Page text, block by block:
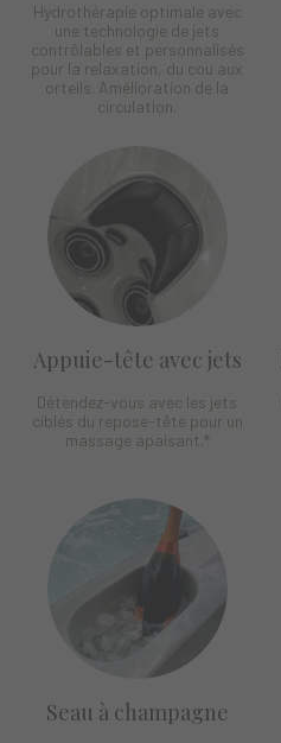
Hydrothérapie optimale avec
une technologie de jets
contrôlables et personnalisés
pour la relaxation, du cou aux
orteils. Amélioration de la
circulation.
Appuie-tête avec jets
Détendez-vous avec les jets
ciblés du repose-tête pour un
massage apaisant. *
Seau à champagne